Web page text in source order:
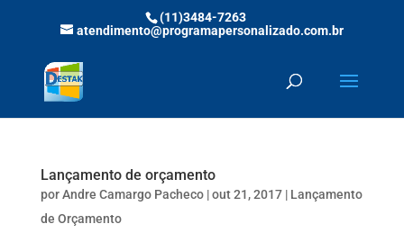
(11)3484-7263
atendimento@programapersonalizado.com.br
Lançamento de orçamento
porAndre Camargo Pacheco|out 21, 2017| Lançamento
de Orçamento